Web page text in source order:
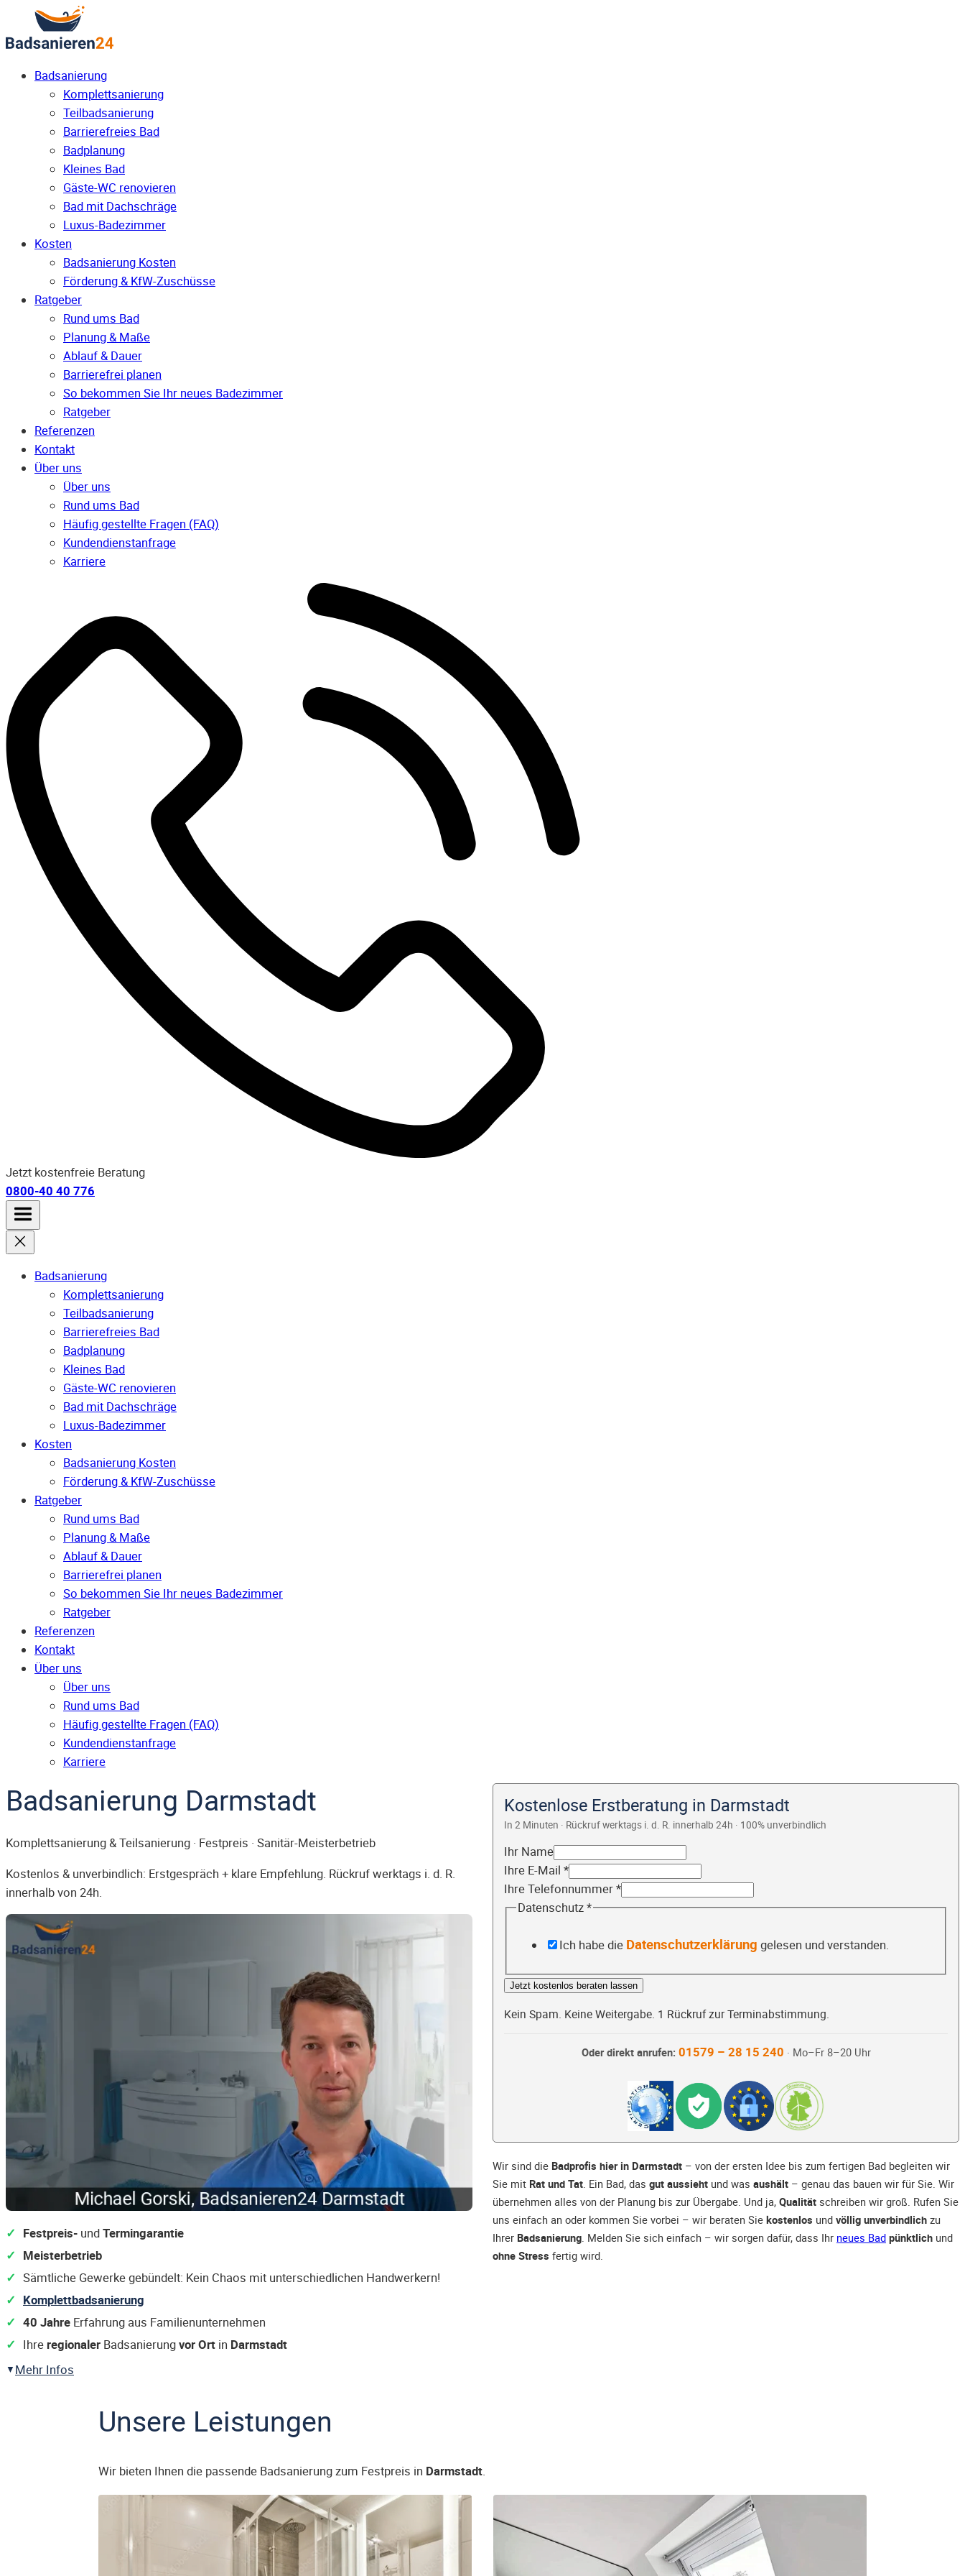
Badsanierung
Komplettsanierung
Teilbadsanierung
Barrierefreies Bad
Badplanung
Kleines Bad
Gäste-WC renovieren
Bad mit Dachschräge
Luxus-Badezimmer
Kosten
Badsanierung Kosten
Förderung & KfW-Zuschüsse
Ratgeber
Rund ums Bad
Planung & Maße
Ablauf & Dauer
Barrierefrei planen
So bekommen Sie Ihr neues Badezimmer
Ratgeber
Referenzen
Kontakt
Über uns
Über uns
Rund ums Bad
Häufig gestellte Fragen (FAQ)
Kunden­dienst­anfrage
Karriere
Jetzt kostenfreie Beratung
0800-40 40 776
Badsanierung
Komplettsanierung
Teilbadsanierung
Barrierefreies Bad
Badplanung
Kleines Bad
Gäste-WC renovieren
Bad mit Dachschräge
Luxus-Badezimmer
Kosten
Badsanierung Kosten
Förderung & KfW-Zuschüsse
Ratgeber
Rund ums Bad
Planung & Maße
Ablauf & Dauer
Barrierefrei planen
So bekommen Sie Ihr neues Badezimmer
Ratgeber
Referenzen
Kontakt
Über uns
Über uns
Rund ums Bad
Häufig gestellte Fragen (FAQ)
Kunden­dienst­anfrage
Karriere
Badsanierung Darmstadt
Komplettsanierung & Teilsanierung · Festpreis · Sanitär-Meisterbetrieb
Kostenlos & unverbindlich: Erstgespräch + klare Empfehlung. Rückruf werktags i. d. R.
innerhalb von 24h.
Festpreis- undTermingarantie
Meisterbetrieb
Sämtliche Gewerke gebündelt: Kein Chaos mit unterschiedlichen Handwerkern!
Komplettbadsanierung
40 Jahre Erfahrung aus Familienunternehmen
Ihre regionaler Badsanierungvor Ort in Darmstadt
Mehr Infos
Kostenlose Erstberatung in Darmstadt
In 2 Minuten · Rückruf werktags i. d. R. innerhalb 24h · 100% unverbindlich
Ihr Name
Ihre E-Mail *
Ihre Telefonnummer*
Datenschutz*
Ich habe die Datenschutzerklärung gelesen und verstanden.
Jetzt kostenlos beraten lassen
Kein Spam. Keine Weitergabe. 1 Rückruf zur Terminabstimmung.
Oder direkt anrufen: 01579 – 28 15 240 · Mo–Fr 8–20 Uhr
Wir sind die Badprofis hier in Darmstadt – von der ersten Idee bis zum fertigen Bad begleiten wir
Sie mit Rat und Tat. Ein Bad, das gut aussieht und was aushält – genau das bauen wir für Sie. Wir
übernehmen alles von der Planung bis zur Übergabe. Und ja, Qualität schreiben wir groß. Rufen Sie
uns einfach an oder kommen Sie vorbei – wir beraten Sie kostenlos und völlig unverbindlich zu
Ihrer Badsanierung. Melden Sie sich einfach – wir sorgen dafür, dass Ihr neues Bad pünktlich und
ohne Stress fertig wird.
Unsere Leistungen
Wir bieten Ihnen die passende Badsanierung zum Festpreis in Darmstadt.